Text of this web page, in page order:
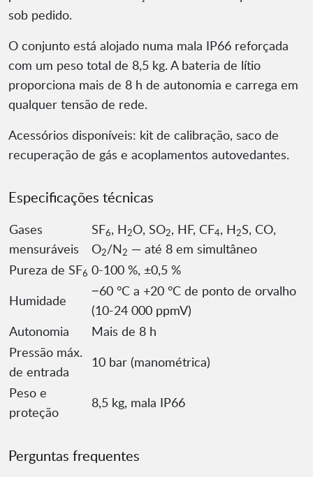
sob pedido.
O conjunto está alojado numa mala IP66 reforçada
com um peso total de 8,5 kg. A bateria de lítio
proporciona mais de 8 h de autonomia e carrega em
qualquer tensão de rede.
Acessórios disponíveis: kit de calibração, saco de
recuperação de gás e acoplamentos autovedantes.
Especificações técnicas
Gases
mensuráveis
SF6, H2O, SO2, HF, CF4, H2S, CO,
O2/N2 — até 8 em simultâneo
Pureza de SF6 0-100 %, ±0,5 %
Humidade
−60 °C a +20 °C de ponto de orvalho
(10-24 000 ppmV)
Autonomia
Mais de 8 h
Pressão máx.
de entrada
10 bar (manométrica)
Peso e
proteção
8,5 kg, mala IP66
Perguntas frequentes